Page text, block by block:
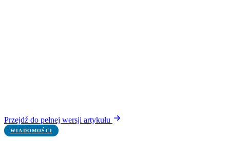
Przejdź do pełnej wersji artykułu
WIADOMOŚCI